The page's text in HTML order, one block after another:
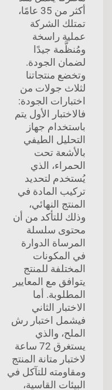
أكثر من 35 عامًا،
تمتلك الشركة
عملية راسخة
ومُنظَّمة جيدًا
لضمان الجودة.
وتخضع منتجاتنا
لثلاث جولات من
اختبارات الجودة:
فالاختبار الأول يتم
باستخدام جهاز
التحليل الطيفي
بالأشعة تحت
الحمراء، الذي
يُستخدم لتحديد
تركيب المادة في
المنتج النهائي،
وذلك للتأكد من أن
محتوى سلسلة
المرساة الدوارة
في المكونات
المختلفة للمنتج
يتوافق مع المعايير
المطلوبة. أما
الاختبار الثاني
فيشمل اختبار رش
الملح، والذي
يستغرق 72 ساعة
لاختبار متانة المنتج
ومقاومته للتآكل في
البيئات القاسية،